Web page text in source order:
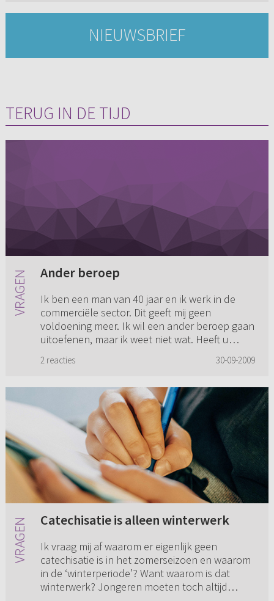
NIEUWSBRIEF
TERUG IN DE TIJD
Ander beroep
Ik ben een man van 40 jaar en ik werk in de
commerciële sector. Dit geeft mij geen
voldoening meer. Ik wil een ander beroep gaan
uitoefenen, maar ik weet niet wat. Heeft u
2 reacties 30-09-2009
Catechisatie is alleen winterwerk
Ik vraag mij af waarom er eigenlijk geen
catechisatie is in het zomerseizoen en waarom
in de ‘winterperiode’? Want waarom is dat
winterwerk? Jongeren moeten toch altijd